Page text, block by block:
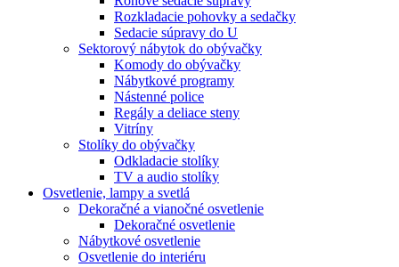
Rozkladacie pohovky a sedačky
Sedacie súpravy do U
Sektorový nábytok do obývačky
Komody do obývačky
Nábytkové programy
Nástenné police
Regály a deliace steny
Vitríny
Stolíky do obývačky
Odkladacie stolíky
TV a audio stolíky
Osvetlenie, lampy a svetlá
Dekoračné a vianočné osvetlenie
Dekoračné osvetlenie
Nábytkové osvetlenie
Osvetlenie do interiéru